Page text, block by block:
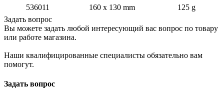
536011 160 х 130 mm
125 g
Задать вопрос
Вы можете задать любой интересующий вас вопрос по товару
или работе магазина.
Наши квалифицированные специалисты обязательно вам
помогут.
Задать вопрос